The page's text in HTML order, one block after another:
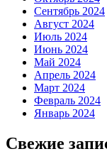
Сентябрь 2024
Август 2024
Июль 2024
Июнь 2024
Май 2024
Апрель 2024
Март 2024
Февраль 2024
Январь 2024
Свежие